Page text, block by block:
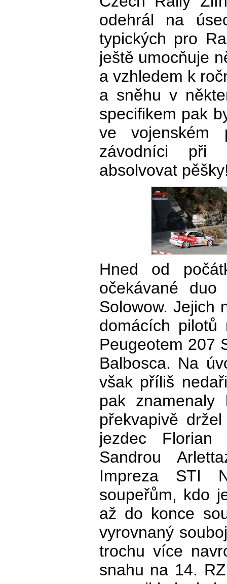
odehrál na
typických pro
ještě umocňuje
a vzhledem k
a sněhu v
specifikem pak
ve vojenském
závodníci při
absolvovat
Hned od
očekávané
Solowow. Jejich
domácích
Peugeotem 207
Balbosca. Na
však příliš
pak
překvapivě
jezdec
Sandrou
Impreza STI
soupeřům, kdo
až do konce
vyrovnaný
trochu více
snahu na 14.